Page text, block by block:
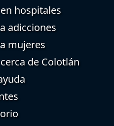
hospitales
adicciones
mujeres
de Colotlán